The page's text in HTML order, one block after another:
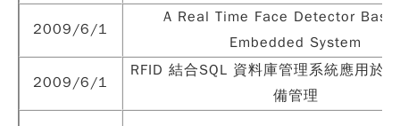
2009/6/1
A Real Time Face Detector
Embedded System
2009/6/1
RFID 結合SQL 資料庫管理系統應用於
備管理